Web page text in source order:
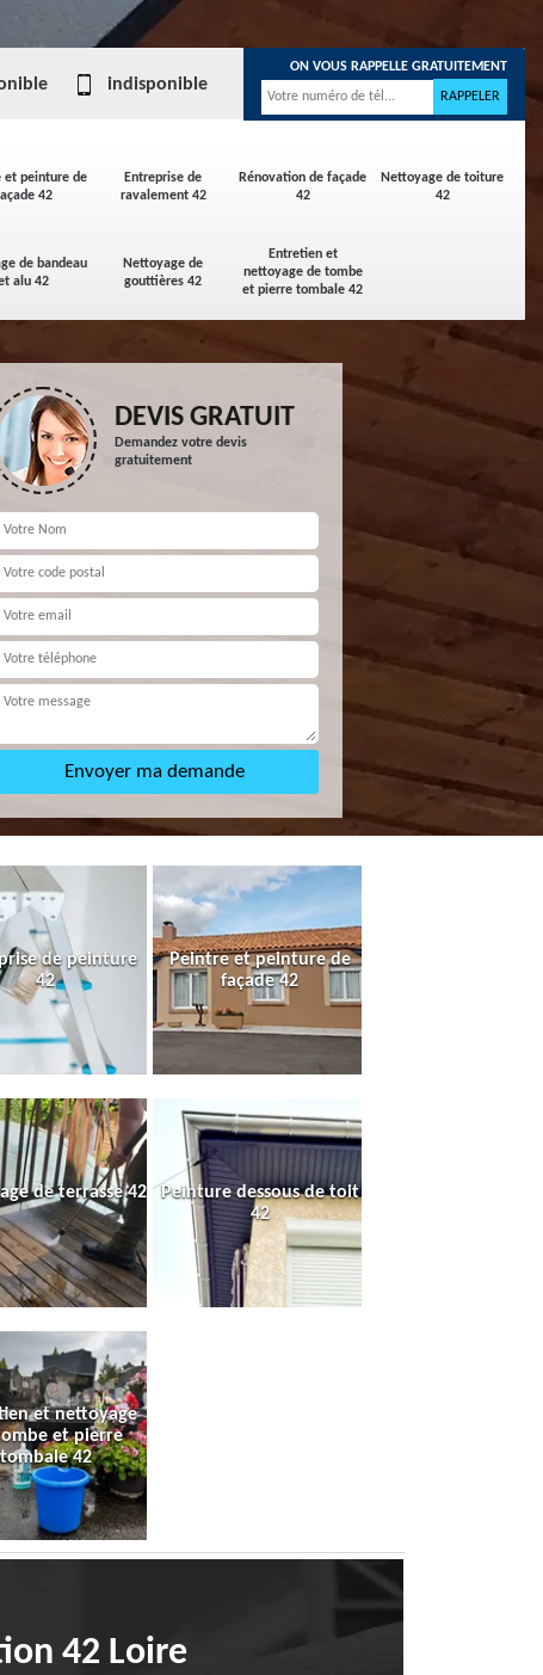
et peinture de
42
Entreprise de
ravalement 42
Rénovation de façade
42
Nettoyage de toiture
42
de bandeau
alu 42
Nettoyage de
gouttières 42
Entretien et
nettoyage de tombe
et pierre tombale 42
indisponible
ON VOUS RAPPELLE GRATUITEMENT
DEVIS GRATUIT
Demandez votre devis
gratuitement
de peinture
42
Peintre et peinture de
façade 42
de terrasse 42
Peinture dessous de toit
42
et nettoyage
et pierre
tombale 42
42 Loire